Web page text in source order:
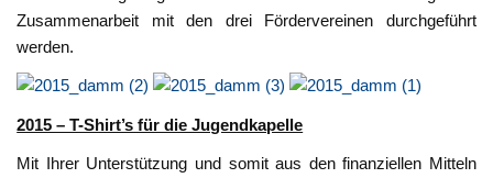
Zusammenarbeit mit den drei Fördervereinen durchgeführt
werden.
2015 – T-Shirt’s für die Jugendkapelle
Mit Ihrer Unterstützung und somit aus den finanziellen Mitteln